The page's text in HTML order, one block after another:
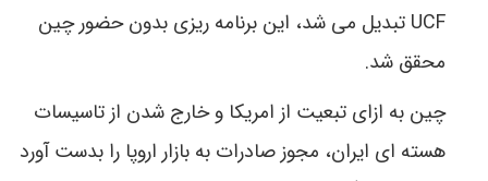
UCF تبدیل می شد، این برنامه ریزی بدون حضور چین
محقق شد.
چین به ازای تبعیت از امریکا و خارج شدن از تاسیسات
هسته ای ایران، مجوز صادرات به بازار اروپا را بدست آورد